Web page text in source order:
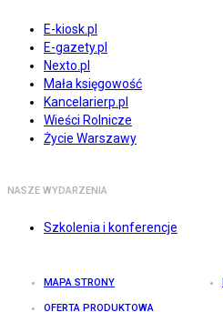
E-kiosk.pl
E-gazety.pl
Nexto.pl
Mała księgowość
Kancelarierp.pl
Wieści Rolnicze
Życie Warszawy
NASZE WYDARZENIA
Szkolenia i konferencje
MAPA STRONY
OFERTA PRODUKTOWA